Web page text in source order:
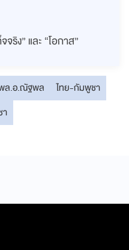
ริง” และ “โอกาส”
ล.อ.ณัฐพล
ไทย-กัมพูชา